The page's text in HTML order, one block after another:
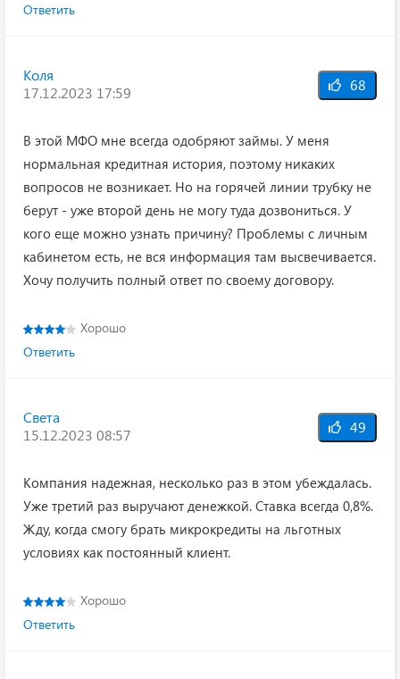
Ответить
Коля
17.12.2023 17:59
68
В этой МФО мне всегда одобряют займы. У меня
нормальная кредитная история, поэтому никаких
вопросов не возникает. Но на горячей линии трубку не
берут - уже второй день не могу туда дозвониться. У
кого еще можно узнать причину? Проблемы с личным
кабинетом есть, не вся информация там высвечивается.
Хочу получить полный ответ по своему договору.
Хорошо
Ответить
Света
15.12.2023 08:57
49
Компания надежная, несколько раз в этом убеждалась.
Уже третий раз выручают денежкой. Ставка всегда 0,8%.
Жду, когда смогу брать микрокредиты на льготных
условиях как постоянный клиент.
Хорошо
Ответить